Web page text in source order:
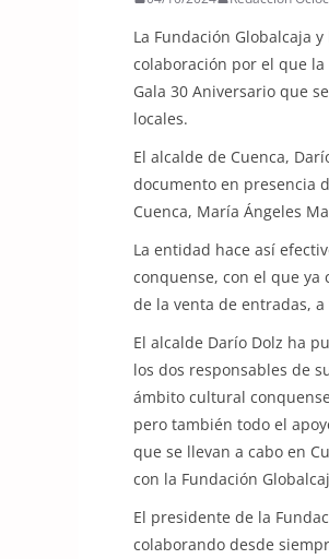
La Fundación Globalcaja
colaboración por el que la
Gala 30 Aniversario que
locales.
El alcalde de Cuenca,
documento en presencia
Cuenca, María Ángeles
La entidad hace así
conquense, con el que ya
de la venta de entradas,
El alcalde Darío Dolz ha
los dos responsables de
ámbito cultural
pero también todo el
que se llevan a cabo en
con la Fundación
El presidente de la
colaborando desde